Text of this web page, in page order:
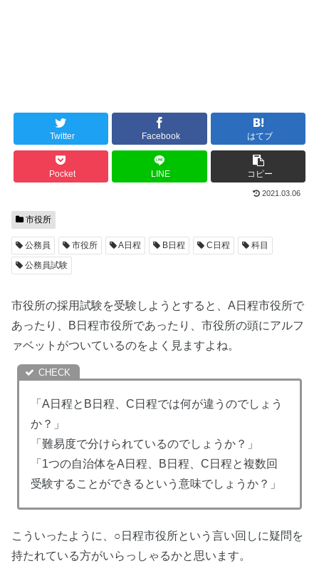
Twitter Facebook はてブ
Pocket LINE コピー
2021.03.06
市役所
公務員 市役所 A日程 B日程 C日程
科目
公務員試験
市役所の採用試験を受験しようとすると、A日程市役所で
あったり、B日程市役所であったり、市役所の頭にアルフ
ァベットがついているのをよく見ますよね。
「A日程とB日程、C日程では何が違うのでしょう
か？」
「難易度で分けられているのでしょうか？」
「1つの自治体をA日程、B日程、C日程と複数回
受験することができるという意味でしょうか？」
こういったように、○日程市役所という言い回しに疑問を
持たれている方がいらっしゃるかと思います。